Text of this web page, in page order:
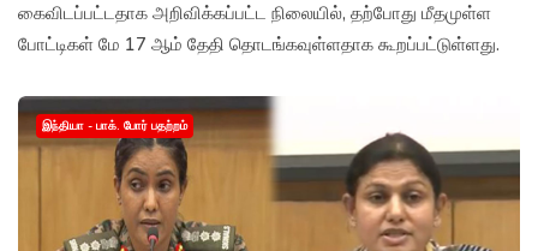
கைவிடப்பட்டதாக அறிவிக்கப்பட்ட நிலையில், தற்போது மீதமுள்ள
போட்டிகள் மே 17 ஆம் தேதி தொடங்கவுள்ளதாக கூறப்பட்டுள்ளது.
இந்தியா - பாக். போர் பதற்றம்